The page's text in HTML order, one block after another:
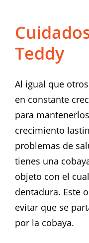
Teddy
Al igual que
en constante
para
crecimiento
problemas de
tienes una
objeto con el
dentadura. Este
evitar que se
por la cobaya.